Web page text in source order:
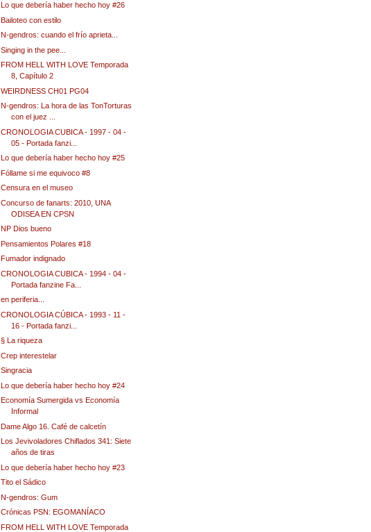
Lo que debería haber hecho hoy #26
Bailoteo con estilo
N-gendros: cuando el frío aprieta...
Singing in the pee...
FROM HELL WITH LOVE Temporada
8, Capítulo 2
WEIRDNESS CH01 PG04
N-gendros: La hora de las TonTorturas
con el juez ...
CRONOLOGIA CUBICA - 1997 - 04 -
05 - Portada fanzi...
Lo que debería haber hecho hoy #25
Fóllame si me equivoco #8
Censura en el museo
Concurso de fanarts: 2010, UNA
ODISEA EN CPSN
NP Dios bueno
Pensamientos Polares #18
Fumador indignado
CRONOLOGIA CUBICA - 1994 - 04 -
Portada fanzine Fa...
en periferia...
CRONOLOGIA CÚBICA - 1993 - 11 -
16 - Portada fanzi...
§ La riqueza
Crep interestelar
Singracia
Lo que debería haber hecho hoy #24
Economía Sumergida vs Economía
Informal
Dame Algo 16. Café de calcetín
Los Jevivoladores Chiflados 341: Siete
años de tiras
Lo que debería haber hecho hoy #23
Tito el Sádico
N-gendros: Gum
Crónicas PSN: EGOMANÍACO
FROM HELL WITH LOVE Temporada